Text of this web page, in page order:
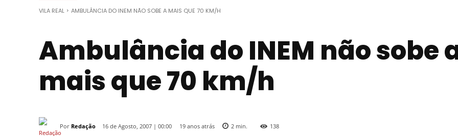
VILA REAL AMBULÂNCIA DO INEM NÃO SOBE A MAIS QUE 70 KM/H
Ambulância do INEM não sobe
mais que 70 km/h
Por Redação 16 de Agosto, 2007 | 00:00 19 anos atrás 2 min. 138